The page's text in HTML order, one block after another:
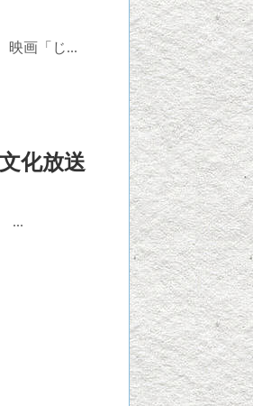
映画「じ...
化放送
...